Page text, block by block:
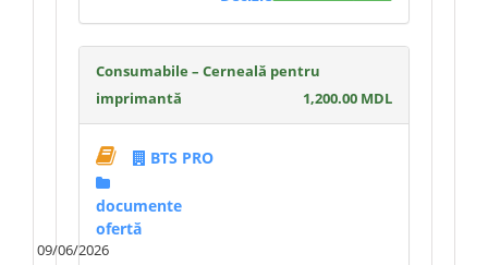
Consumabile – Cerneală pentru
imprimantă
1,200.00 MDL
BTS PRO
documente
ofertă
09/06/2026